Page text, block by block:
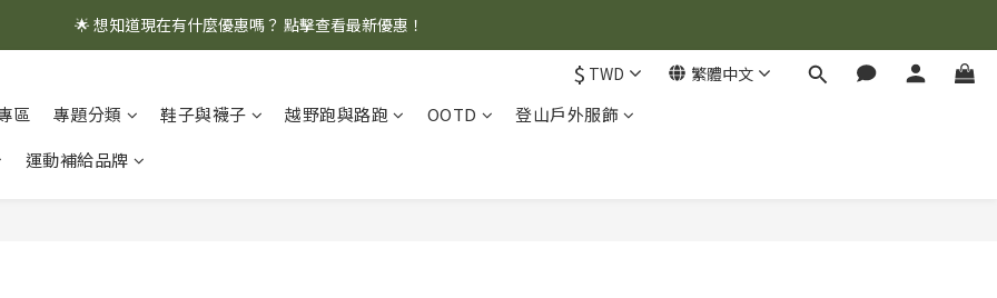
🌟 想知道現在有什麼優惠嗎？ 點擊查看最新優惠！
🌟 想知道現在有什麼優惠嗎？ 點擊查看最新優惠！
🌟 想知道現在有什麼優惠嗎？ 點擊查看最新優惠！
$ TWD 繁體中文
區 專題分類 鞋子與襪子 越野跑與路跑 OOTD
登山戶外服飾
運動補給品牌